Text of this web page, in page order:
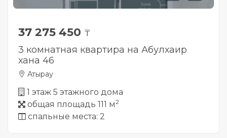
37 275 450 ₸
3 комнатная квартира на Абулхаир
хана 46
Атырау
1 этаж 5 этажного дома
общая площадь 111 м2
спальные места: 2